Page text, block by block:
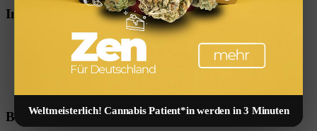
Immobilien App
Beste App
Weltmeisterlich! Cannabis Patient*in werden in 3 Minuten